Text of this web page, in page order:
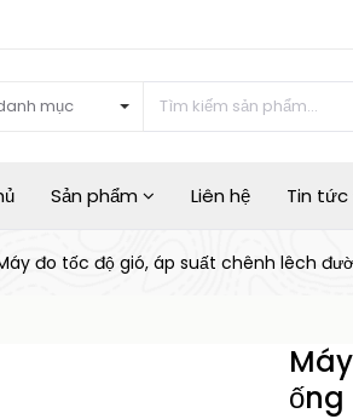
mục
Sản phẩm Liên hệ Tin tức
đo tốc độ gió, áp suất chênh lêch
ống